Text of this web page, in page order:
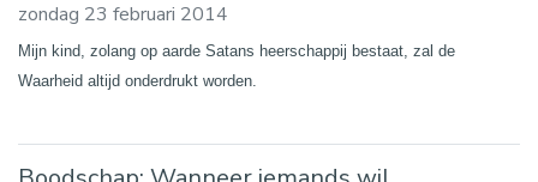
zondag 23 februari 2014
Mijn kind, zolang op aarde Satans heerschappij bestaat, zal de
Waarheid altijd onderdrukt worden.